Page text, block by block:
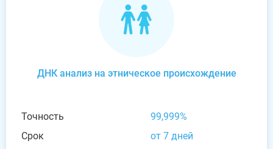
ДНК анализ на этническое происхождение
Точность
99,999%
Срок
от 7 дней